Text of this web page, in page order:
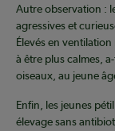
Autre observation :
agressives et
Élevés en
à être plus calmes,
oiseaux, au jeune
Enfin, les jeunes
élevage sans